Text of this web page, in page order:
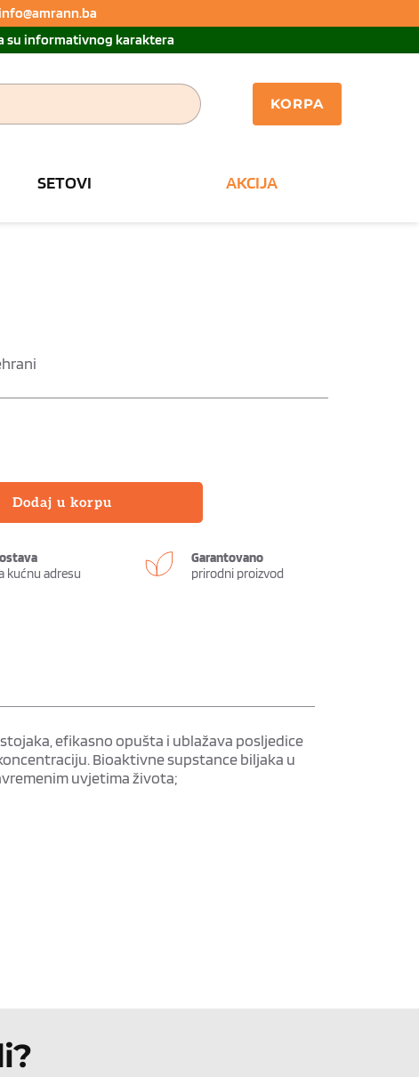
su informativnog karaktera
KORPA
SETOVI AKCIJA
Dodaj u korpu
kućnu adresu
Garantovano
prirodni proizvod
efikasno opušta i ublažava posljedice
Bioaktivne supstance biljaka u
uvjetima života;